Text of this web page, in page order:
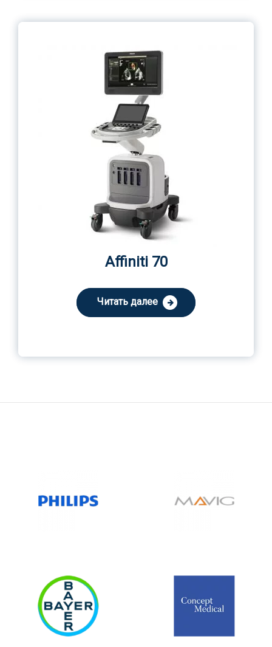
Affiniti 70
Читать далее